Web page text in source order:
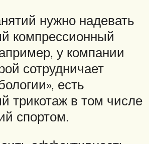
нужно надевать
компрессионный
у компании
сотрудничает
есть
трикотаж в том числе
спортом.